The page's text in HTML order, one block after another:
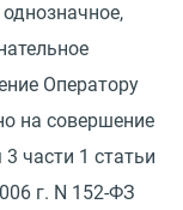
Оператору
на совершение
части 1 статьи
г. N 152-ФЗ